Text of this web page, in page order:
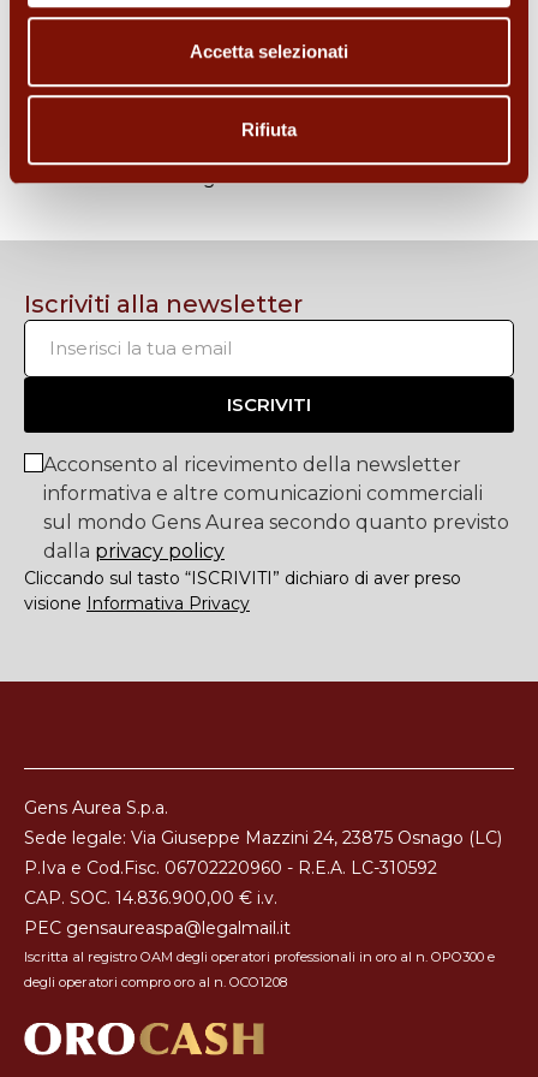
Accetta selezionati
Rifiuta
LABORATORIO ORAFO
e la garanzia OroCash.
Iscriviti alla newsletter
ISCRIVITI
Acconsento al ricevimento della newsletter
informativa e altre comunicazioni commerciali
sul mondo Gens Aurea secondo quanto previsto
dalla privacy policy
Cliccando sul tasto “ISCRIVITI” dichiaro di aver preso
visione Informativa Privacy
Gens Aurea S.p.a.
Sede legale: Via Giuseppe Mazzini 24, 23875 Osnago (LC)
P.Iva e Cod.Fisc. 06702220960 - R.E.A. LC-310592
CAP. SOC. 14.836.900,00 € i.v.
PEC gensaureaspa@legalmail.it
Iscritta al registro OAM degli operatori professionali in oro al n. OPO300 e
degli operatori compro oro al n. OCO1208